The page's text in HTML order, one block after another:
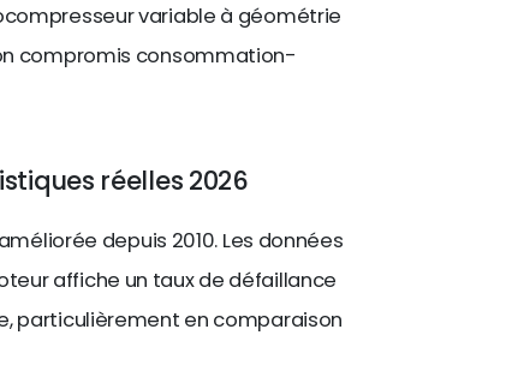
variable à géométrie
compromis consommation-
réelles 2026
depuis 2010. Les données
affiche un taux de défaillance
particulièrement en comparaison